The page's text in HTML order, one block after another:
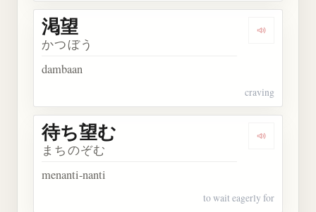
Dengarkan
渇望
かつぼう
dambaan
craving
Dengarkan
待ち望む
まちのぞむ
menanti-nanti
to wait eagerly for